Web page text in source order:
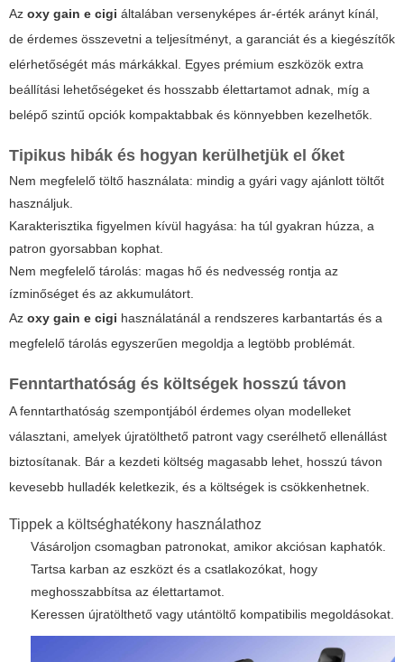
Az oxy gain e cigi általában versenyképes ár-érték arányt kínál,
de érdemes összevetni a teljesítményt, a garanciát és a kiegészítők
elérhetőségét más márkákkal. Egyes prémium eszközök extra
beállítási lehetőségeket és hosszabb élettartamot adnak, míg a
belépő szintű opciók kompaktabbak és könnyebben kezelhetők.
Tipikus hibák és hogyan kerülhetjük el őket
Nem megfelelő töltő használata: mindig a gyári vagy ajánlott töltőt
használjuk.
Karakterisztika figyelmen kívül hagyása: ha túl gyakran húzza, a
patron gyorsabban kophat.
Nem megfelelő tárolás: magas hő és nedvesség rontja az
ízminőséget és az akkumulátort.
Az oxy gain e cigi használatánál a rendszeres karbantartás és a
megfelelő tárolás egyszerűen megoldja a legtöbb problémát.
Fenntarthatóság és költségek hosszú távon
A fenntarthatóság szempontjából érdemes olyan modelleket
választani, amelyek újratölthető patront vagy cserélhető ellenállást
biztosítanak. Bár a kezdeti költség magasabb lehet, hosszú távon
kevesebb hulladék keletkezik, és a költségek is csökkenhetnek.
Tippek a költséghatékony használathoz
Vásároljon csomagban patronokat, amikor akciósan kaphatók.
Tartsa karban az eszközt és a csatlakozókat, hogy
meghosszabbítsa az élettartamot.
Keressen újratölthető vagy utántöltő kompatibilis megoldásokat.